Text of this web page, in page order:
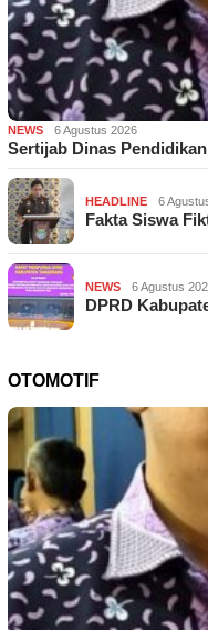
NEWS 6 Agustus 2026
Sertijab Dinas
HEADLINE 6
Fakta Siswa
NEWS 6 Agustus
DPRD
OTOMOTIF